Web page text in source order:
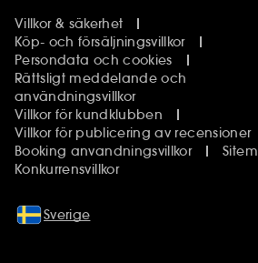
Villkor & säkerhet
Köp- och försäljningsvillkor
Persondata och cookies
Rättsligt meddelande och
användningsvillkor
Villkor för kundklubben
Villkor för publicering av recensioner
Booking anvandningsvillkor
Konkurrensvillkor
Sverige